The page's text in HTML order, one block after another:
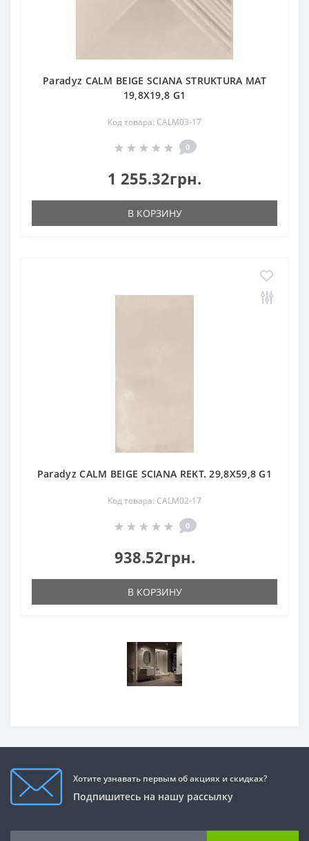
Paradyz CALM BEIGE SCIANA STRUKTURA MAT
19,8X19,8 G1
Код товара: CALM03-17
0
1 255.32грн.
В КОРЗИНУ
Paradyz CALM BEIGE SCIANA REKT. 29,8X59,8 G1
Код товара: CALM02-17
0
938.52грн.
В КОРЗИНУ
Хотите узнавать первым об акциях и скидках?
Подпишитесь на нашу рассылку